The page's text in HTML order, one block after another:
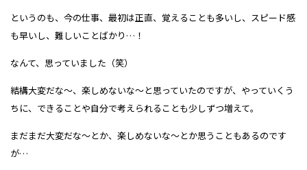
というのも、今の仕事、最初は正直、覚えることも多いし、スピード感
も早いし、難しいことばかり…！
なんて、思っていました（笑）
結構大変だな～、楽しめないな～と思っていたのですが、やっていくう
ちに、できることや自分で考えられることも少しずつ増えて。
まだまだ大変だな～とか、楽しめないな～とか思うこともあるのです
が…